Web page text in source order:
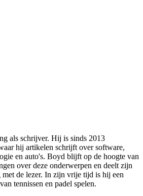
als schrijver. Hij is sinds 2013
hij artikelen schrijft over software,
en auto's. Boyd blijft op de hoogte van
over deze onderwerpen en deelt zijn
met de lezer. In zijn vrije tijd is hij een
tennissen en padel spelen.